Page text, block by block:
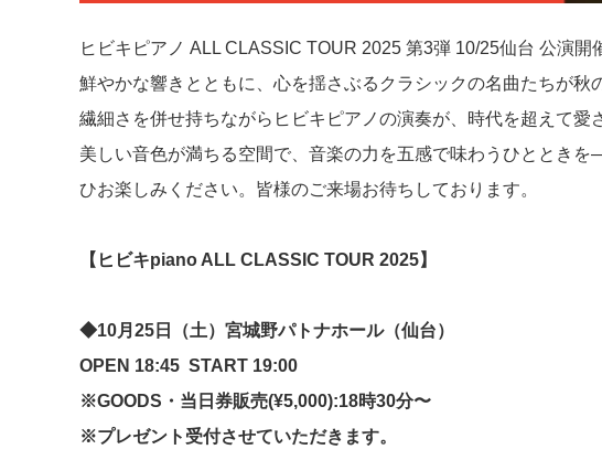
ヒビキピアノ ALL CLASSIC TOUR 2025 第3弾 10/25仙台 公演開
鮮やかな響きとともに、心を揺さぶるクラシックの名曲たちが秋
繊細さを併せ持ちながらヒビキピアノの演奏が、時代を超えて愛
美しい音色が満ちる空間で、音楽の力を五感で味わうひととき
ひお楽しみください。皆様のご来場お待ちしております。
【ヒビキpiano ALL CLASSIC TOUR 2025】
◆10月25日（土） 宮城野パトナホール（仙台）
OPEN 18:45 START 19:00
※GOODS・当日券販売(¥5,000):18時30分〜
※プレゼント受付させていただきます。